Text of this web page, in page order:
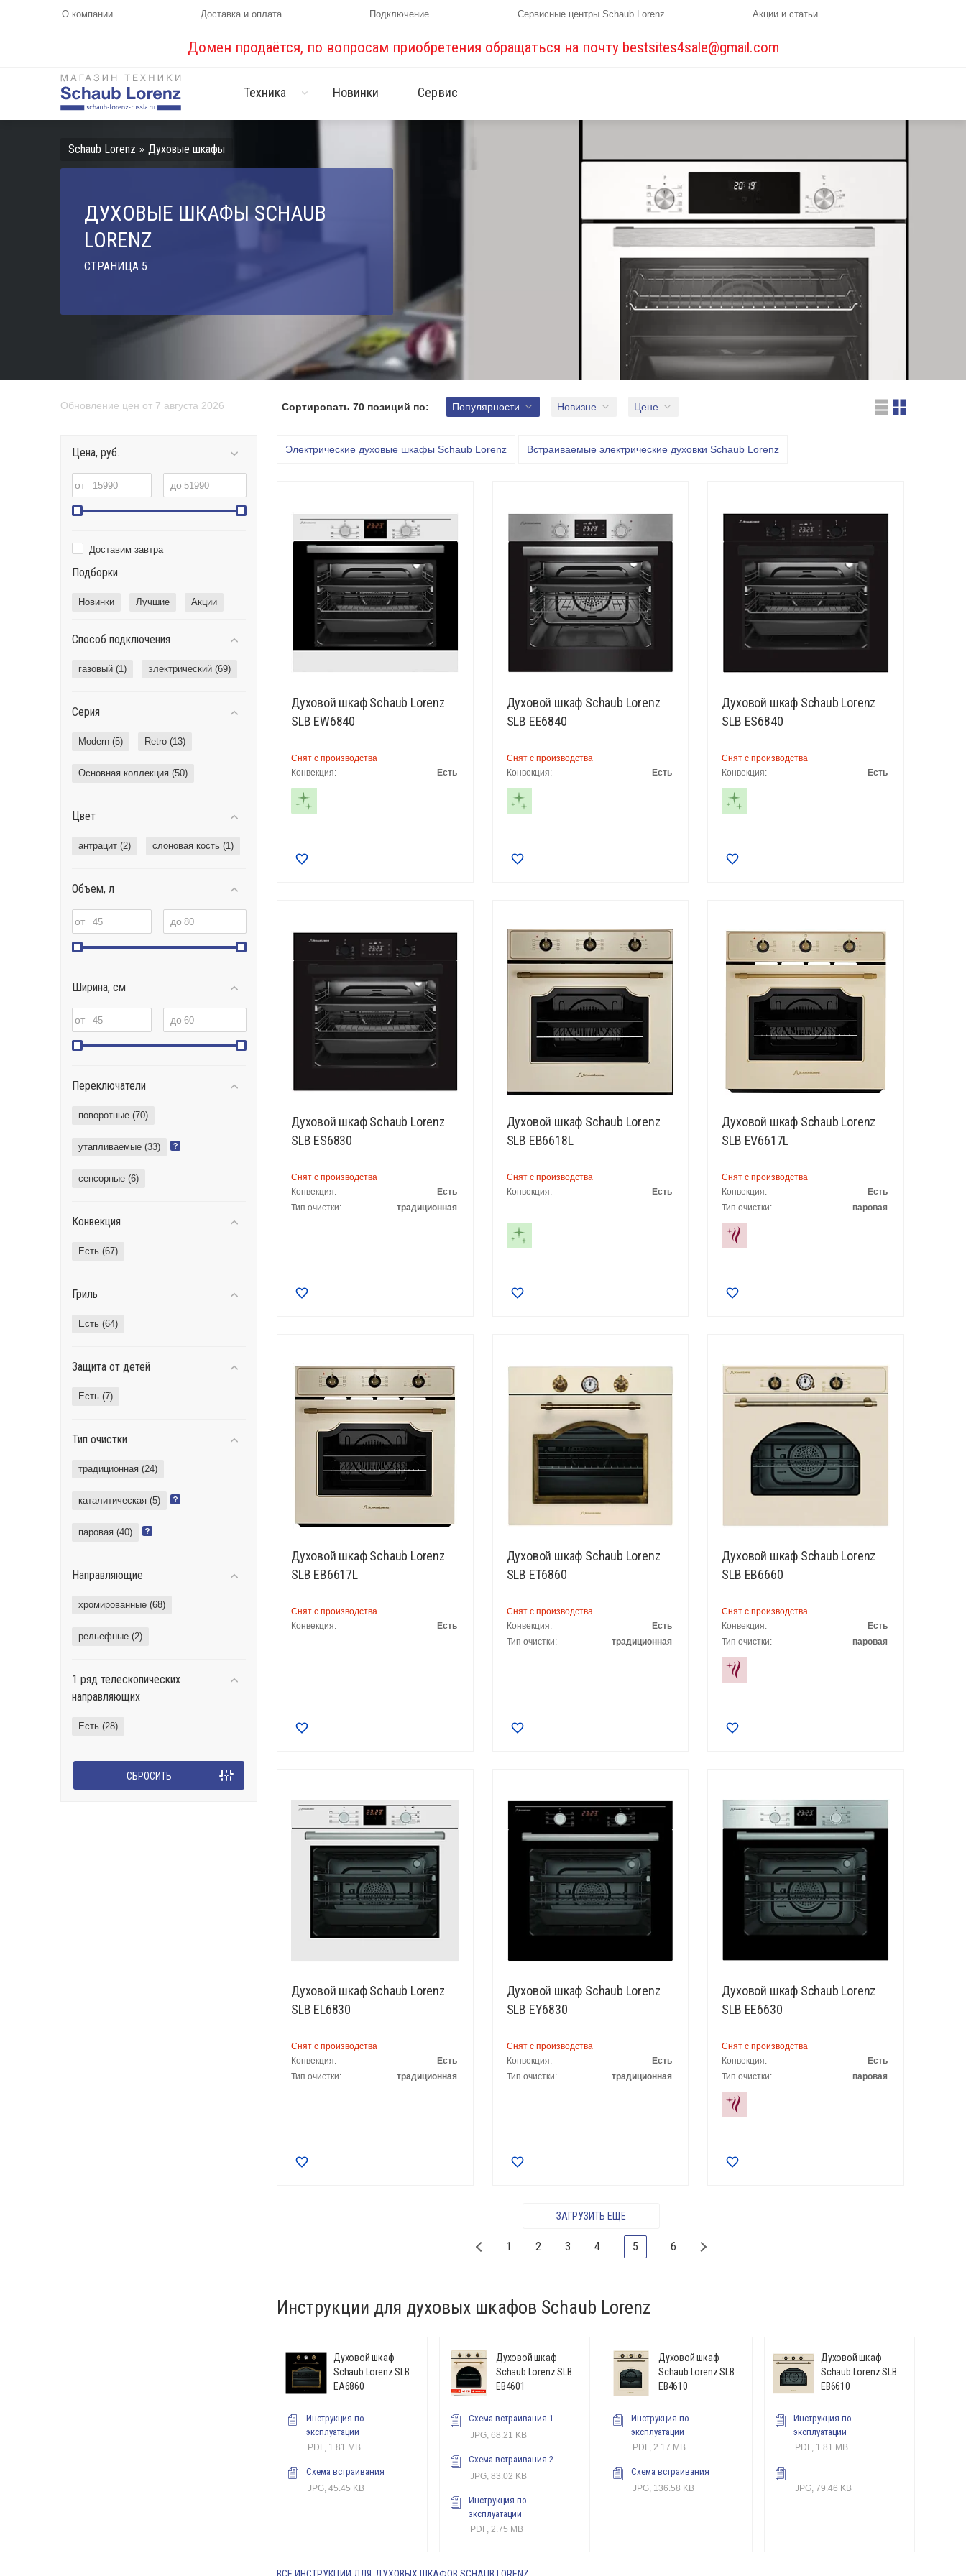
О компании Доставка и оплата Подключение Сервисные центры Schaub Lorenz Акции и статьи
Домен продаётся, по вопросам приобретения обращаться на почту bestsites4sale@gmail.com
Техника Новинки Сервис
Schaub Lorenz » Духовые шкафы
ДУХОВЫЕ ШКАФЫ SCHAUB
LORENZ
СТРАНИЦА 5
Обновление цен от 7 августа 2026
Цена, руб.
от до
Доставим завтра
Подборки
Новинки Лучшие Акции
Способ подключения
газовый (1) электрический (69)
Серия
Modern (5) Retro (13)
Основная коллекция (50)
Цвет
антрацит (2) слоновая кость (1)
Объем, л
от до
Ширина, см
от до
Переключатели
поворотные (70)
утапливаемые (33)
сенсорные (6)
Конвекция
Есть (67)
Гриль
Есть (64)
Защита от детей
Есть (7)
Тип очистки
традиционная (24)
каталитическая (5)
паровая (40)
Направляющие
хромированные (68)
рельефные (2)
1 ряд телескопических
направляющих
Есть (28)
СБРОСИТЬ
Сортировать 70 позиций по: Популярности Новизне Цене
Электрические духовые шкафы Schaub Lorenz Встраиваемые электрические духовки Schaub Lorenz
Духовой шкаф Schaub Lorenz
SLB EW6840
Снят с производства
Конвекция:
Есть
Духовой шкаф Schaub Lorenz
SLB EE6840
Снят с производства
Конвекция:
Есть
Духовой шкаф Schaub Lorenz
SLB ES6840
Снят с производства
Конвекция:
Есть
Духовой шкаф Schaub Lorenz
SLB ES6830
Снят с производства
Конвекция:
Есть
Тип очистки:
традиционная
Духовой шкаф Schaub Lorenz
SLB EB6618L
Снят с производства
Конвекция:
Есть
Духовой шкаф Schaub Lorenz
SLB EV6617L
Снят с производства
Конвекция:
Есть
Тип очистки:
паровая
Духовой шкаф Schaub Lorenz
SLB EB6617L
Снят с производства
Конвекция:
Есть
Духовой шкаф Schaub Lorenz
SLB ET6860
Снят с производства
Конвекция:
Есть
Тип очистки:
традиционная
Духовой шкаф Schaub Lorenz
SLB EB6660
Снят с производства
Конвекция:
Есть
Тип очистки:
паровая
Духовой шкаф Schaub Lorenz
SLB EL6830
Снят с производства
Конвекция:
Есть
Тип очистки:
традиционная
Духовой шкаф Schaub Lorenz
SLB EY6830
Снят с производства
Конвекция:
Есть
Тип очистки:
традиционная
Духовой шкаф Schaub Lorenz
SLB EE6630
Снят с производства
Конвекция:
Есть
Тип очистки:
паровая
ЗАГРУЗИТЬ ЕЩЕ
1 2 3 4 5 6
Инструкции для духовых шкафов Schaub Lorenz
Духовой шкаф
Schaub Lorenz SLB
EA6860
Инструкция по
эксплуатации
PDF, 1.81 MB
Схема встраивания
JPG, 45.45 KB
Духовой шкаф
Schaub Lorenz SLB
EB4601
Схема встраивания 1
JPG, 68.21 KB
Схема встраивания 2
JPG, 83.02 KB
Инструкция по
эксплуатации
PDF, 2.75 MB
Духовой шкаф
Schaub Lorenz SLB
EB4610
Инструкция по
эксплуатации
PDF, 2.17 MB
Схема встраивания
JPG, 136.58 KB
Духовой шкаф
Schaub Lorenz SLB
EB6610
Инструкция по
эксплуатации
PDF, 1.81 MB
JPG, 79.46 KB